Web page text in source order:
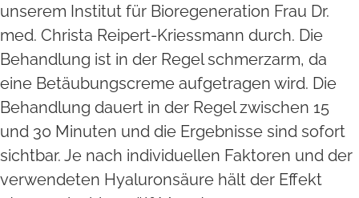
unserem Institut für Bioregeneration Frau Dr.
med. Christa Reipert-Kriessmann durch. Die
Behandlung ist in der Regel schmerzarm, da
eine Betäubungscreme aufgetragen wird. Die
Behandlung dauert in der Regel zwischen 15
und 30 Minuten und die Ergebnisse sind sofort
sichtbar. Je nach individuellen Faktoren und der
verwendeten Hyaluronsäure hält der Effekt